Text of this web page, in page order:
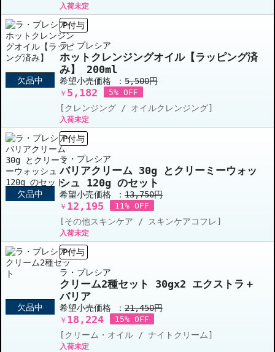
入荷未定
欠品中
P付与
ラ・プレシア
ホットクレンジングオイル【ラッピング済
み】 200ml
希望小売価格 ： 5,500円
￥ 5,182 5% OFF
[クレンジング / オイルクレンジング]
入荷未定
欠品中
P付与
ラ・プレシア
バリアクリーム 30g とクリーミーウォッ
シュ 120g のセット
希望小売価格 ： 13,750円
￥ 12,195 11% OFF
[その他スキンケア / スキンケアコフレ]
入荷未定
欠品中
P付与
ラ・プレシア
クリーム2種セット 30gx2 エクストラ＋
バリア
希望小売価格 ： 21,450円
￥ 18,224 15% OFF
[クリーム・オイル / ナイトクリーム]
入荷未定